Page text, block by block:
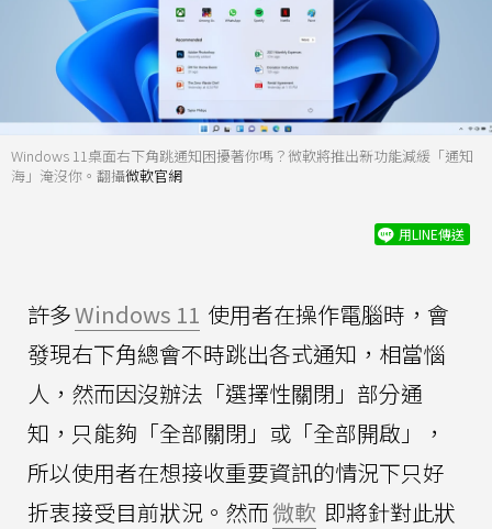
Windows 11桌面右下角跳通知困擾著你嗎？微軟將推出新功能減緩「通知
海」淹沒你。翻攝微軟官網
用LINE傳送
許多Windows 11 使用者在操作電腦時，會
發現右下角總會不時跳出各式通知，相當惱
人，然而因沒辦法「選擇性關閉」部分通
知，只能夠「全部關閉」或「全部開啟」，
所以使用者在想接收重要資訊的情況下只好
折衷接受目前狀況。然而微軟 即將針對此狀